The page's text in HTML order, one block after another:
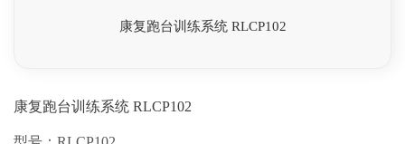
康复跑台训练系统 RLCP102
康复跑台训练系统 RLCP102